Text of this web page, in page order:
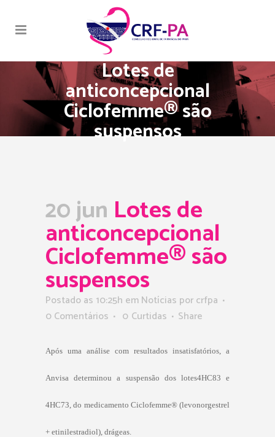
Lotes de
anticoncepcional
Ciclofemme® são
suspensos
20 jun Lotes de
anticoncepcional
Ciclofemme® são
suspensos
Postado as 10:25h emNotícias porcrfpa
0 Comentários
0 Curtidas Share
Após uma análise com resultados insatisfatórios, a
Anvisa determinou a suspensão dos lotes4HC83 e
4HC73, do medicamento Ciclofemme® (levonorgestrel
+ etinilestradiol), drágeas.